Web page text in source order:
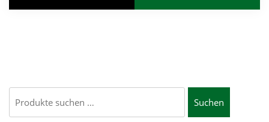
Suchen
nach:
Suchen